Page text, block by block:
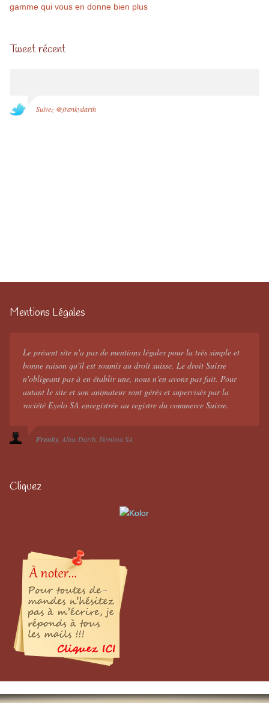
gamme qui vous en donne bien plus
Tweet récent
Suivez @frankydarth
Mentions Légales
Le présent site n'a pas de mentions légales pour la très simple et
bonne raison qu'il est soumis au droit suisse. Le droit Suisse
n'obligeant pas à en établir une, nous n'en avons pas fait. Pour
autant le site et son animateur sont gérés et supervisés par la
société Eyelo SA enregistrée au registre du commerce Suisse.
Franky Alias Darth Skynima SA
Cliquez